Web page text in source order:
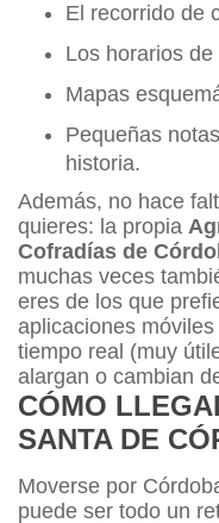
El recorrido de
Los horarios
Mapas
Pequeñas
historia.
Además, no hace
quieres: la propia
Cofradías de
muchas veces
eres de los que
aplicaciones
tiempo real (muy
alargan o cambian
CÓMO
SANTA DE
Moverse por
puede ser todo un